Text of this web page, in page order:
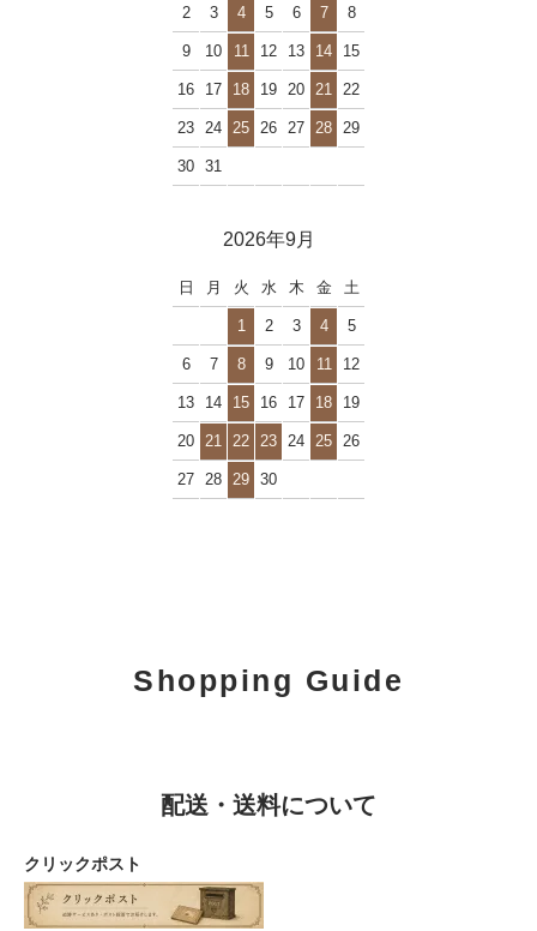
2 3 4 5 6 7 8
9 10 11 12 13 14 15
16 17 18 19 20 21 22
23 24 25 26 27 28 29
30 31
2026年9月
日 月 火 水 木 金 土
1 2 3 4 5
6 7 8 9 10 11 12
13 14 15 16 17 18 19
20 21 22 23 24 25 26
27 28 29 30
Shopping Guide
配送・送料について
クリックポスト